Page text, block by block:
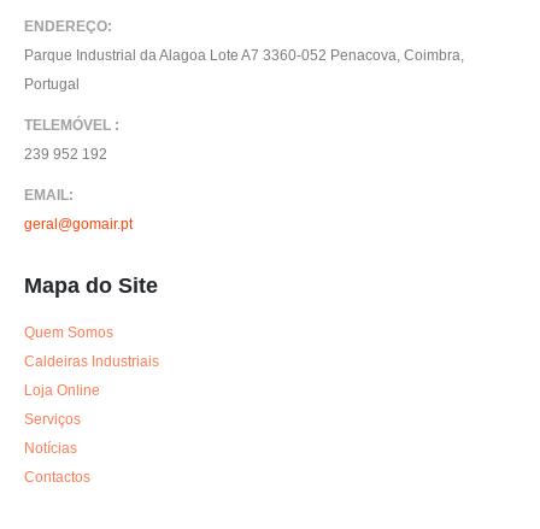
ENDEREÇO:
Parque Industrial da Alagoa Lote A7 3360-052 Penacova, Coimbra,
Portugal
TELEMÓVEL :
239 952 192
EMAIL:
geral@gomair.pt
Mapa do Site
Quem Somos
Caldeiras Industriais
Loja Online
Serviços
Notícias
Contactos